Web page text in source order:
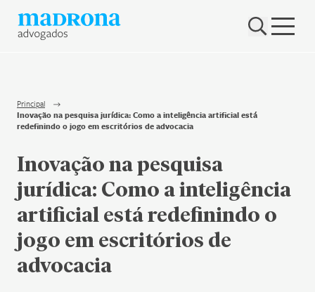
Nenhum resultado encontrado
Hub Madrona
Contato
Newsletter
Principal
Inovação na pesquisa jurídica: Como a inteligência artificial está
redefinindo o jogo em escritórios de advocacia
Inovação na pesquisa
jurídica: Como a inteligência
artificial está redefinindo o
jogo em escritórios de
advocacia